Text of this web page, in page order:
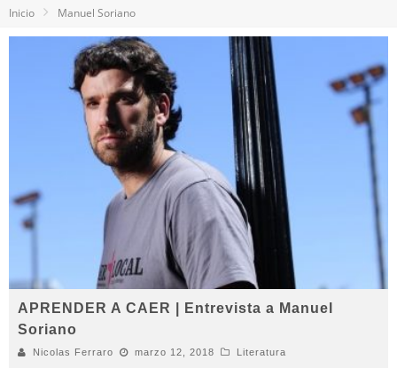
Inicio Manuel Soriano
APRENDER A CAER | Entrevista a Manuel
Soriano
Nicolas Ferraro marzo 12, 2018 Literatura